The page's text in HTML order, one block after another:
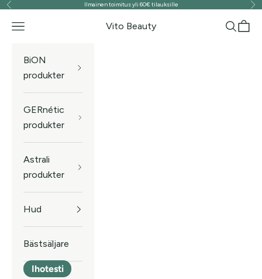
Hoppa till innehållet
Föregående Ilmainen toimitus yli 60€ tilauksille
Vito Beauty
Meny Sök
BiON
produkter
GERnétic
produkter
Astrali
produkter
Hud
Bästsäljare
Ihotesti